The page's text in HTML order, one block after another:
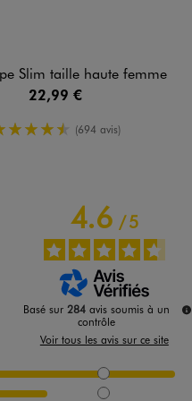
Slim taille haute femme
22,99 €
4.5/5 de moyenne
(694 avis)
4.6/5
Basé sur 284 avis soumis à un
contrôle
Voir tous les avis sur ce site